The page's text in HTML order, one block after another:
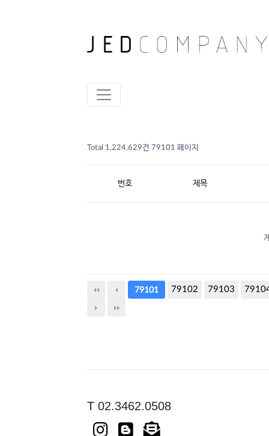
Total 1,224,629건 79101 페이지
번호 제목
79101 79102 79103
T 02.3462.0508